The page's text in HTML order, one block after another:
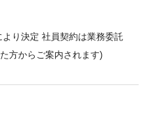
り決定 社員契約は業務委託
方からご案内されます)